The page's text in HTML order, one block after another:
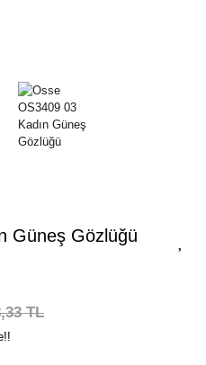
Güneş Gözlüğü
TL